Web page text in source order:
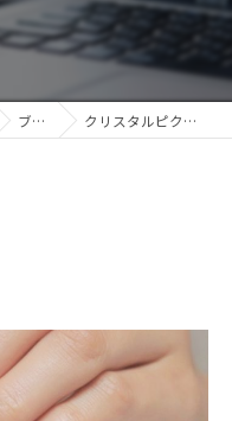
ブログ クリスタルピクシーの輝き